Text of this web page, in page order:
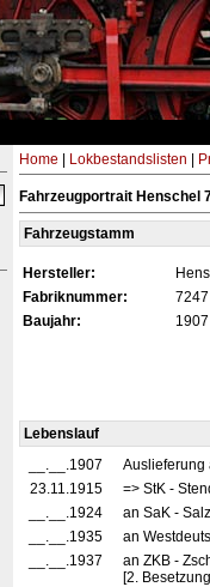
Home Lokbestandslisten
Fahrzeugportrait Henschel
Fahrzeugstamm
Hersteller:
Fabriknummer:
7247
Baujahr:
1907
Lebenslauf
__.__.1907
Auslieferung
23.11.1915
=> StK -
__.__.1924
an SaK -
__.__.1935
an
__.__.1937
an ZKB -
[2.